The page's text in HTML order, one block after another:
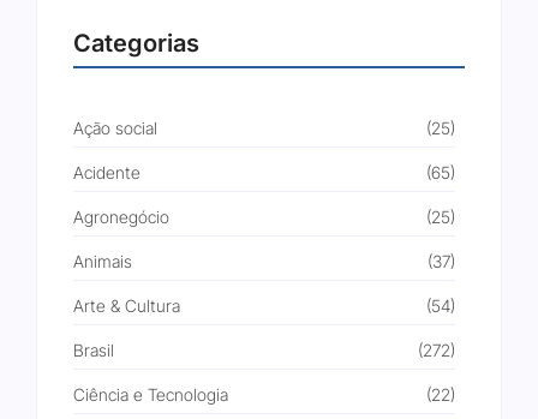
Categorias
Ação social (25)
Acidente (65)
Agronegócio (25)
Animais (37)
Arte & Cultura (54)
Brasil (272)
Ciência e Tecnologia (22)